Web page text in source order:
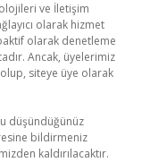
ve İletişim
olarak hizmet
olarak denetleme
Ancak, üyelerimiz
siteye üye olarak
düşündüğünüz
bildirmeniz
kaldırılacaktır.